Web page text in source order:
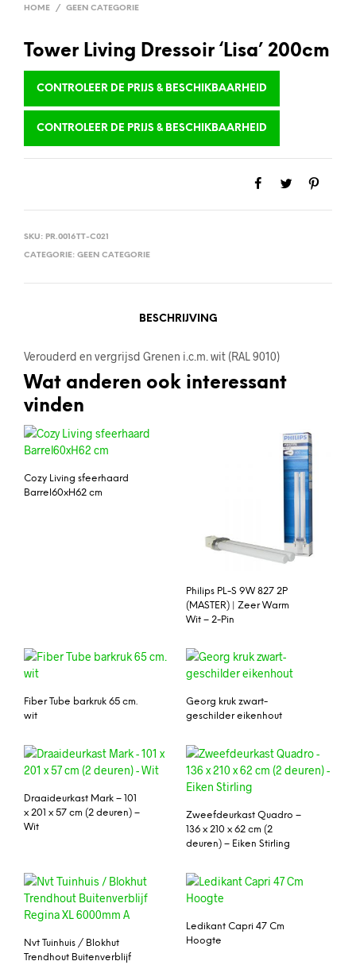
HOME / GEEN CATEGORIE
Tower Living Dressoir ‘Lisa’ 200cm
CONTROLEER DE PRIJS & BESCHIKBAARHEID
CONTROLEER DE PRIJS & BESCHIKBAARHEID
SKU: PR.0016TT-C021
CATEGORIE: GEEN CATEGORIE
BESCHRIJVING
Verouderd en vergrijsd Grenen i.c.m. wit (RAL 9010)
Wat anderen ook interessant
vinden
Cozy Living sfeerhaard
Barrel60xH62 cm
Philips PL-S 9W 827 2P
(MASTER) | Zeer Warm
Wit – 2-Pin
Fiber Tube barkruk 65 cm.
wit
Georg kruk zwart-
geschilder eikenhout
Draaideurkast Mark – 101
x 201 x 57 cm (2 deuren) –
Wit
Zweefdeurkast Quadro –
136 x 210 x 62 cm (2
deuren) – Eiken Stirling
Nvt Tuinhuis / Blokhut
Trendhout Buitenverblijf
Ledikant Capri 47 Cm
Hoogte